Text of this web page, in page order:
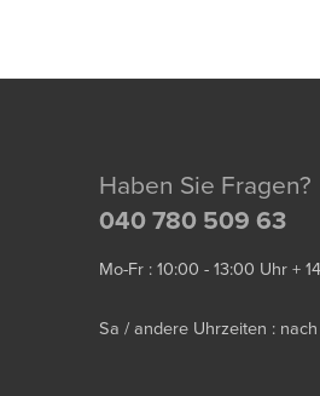
Haben Sie Fragen?
040 780 509 63
Mo-Fr : 10:00 - 13:00 Uhr +
Sa / andere Uhrzeiten :